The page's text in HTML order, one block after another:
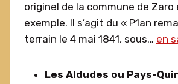
originel de la commune de Zaro
exemple. Il s’agit du « P1an
terrain le 4 mai 1841, sous… en
Les Aldudes ou Pays-